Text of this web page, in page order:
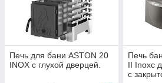
Печь для бани ASTON 20
INOX с глухой дверцей.
Печь
II Inoxс
с